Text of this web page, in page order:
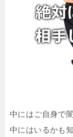
中にはご自身で
中にはいるかも